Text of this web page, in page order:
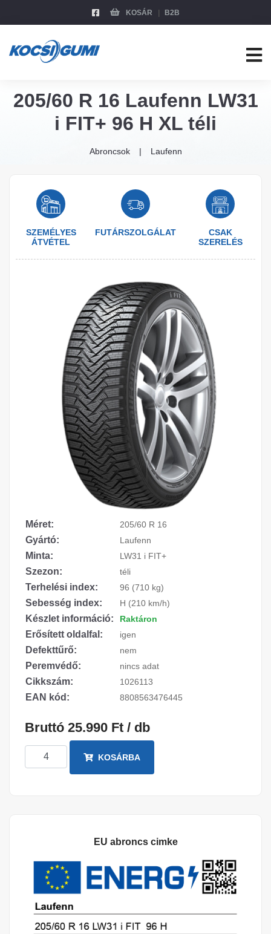
KOSÁR B2B
205/60 R 16 Laufenn LW31
i FIT+ 96 H XL téli
Abroncsok Laufenn
SZEMÉLYES
ÁTVÉTEL
FUTÁRSZOLGÁLAT
CSAK
SZERELÉS
Méret: 205/60 R 16
Gyártó: Laufenn
Minta: LW31 i FIT+
Szezon: téli
Terhelési index: 96 (710 kg)
Sebesség index: H (210 km/h)
Készlet információ: Raktáron
Erősített oldalfal: igen
Defekttűrő: nem
Peremvédő: nincs adat
Cikkszám: 1026113
EAN kód: 8808563476445
Bruttó 25.990 Ft / db
KOSÁRBA
EU abroncs cimke